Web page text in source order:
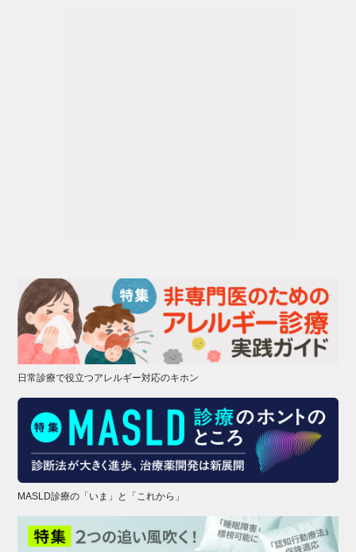
日常診療で役立つアレルギー対応のキホン
MASLD診療の「いま」と「これから」